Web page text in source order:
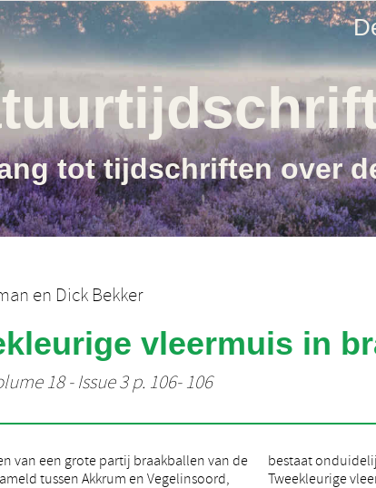
tot tijdschriften over
en Dick Bekker
vleermuis in
18 - Issue 3 p. 106- 106
van een grote partij braakballen van de
tussen Akkrum en Vegelinsoord,
Tot vrij recent gold de
vleermuis in ons land als een zeldzame